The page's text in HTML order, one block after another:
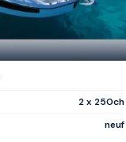
2 x 250ch
neuf